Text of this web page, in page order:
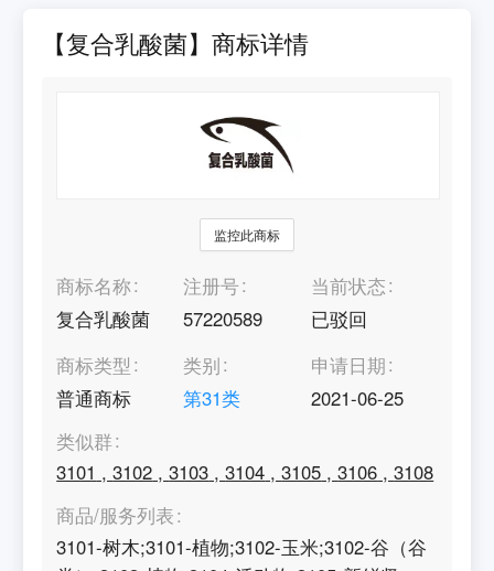
【复合乳酸菌】商标详情
监控此商标
商标名称
复合乳酸菌
注册号
57220589
当前状态
已驳回
商标类型
普通商标
类别
第31类
申请日期
2021-06-25
类似群
3101 ,3102 ,3103 ,3104 ,3105 ,3106 ,3108
商品/服务列表
3101-树木;3101-植物;3102-玉米;3102-谷（谷